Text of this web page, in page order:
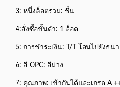
3: หนึ่งล็อตรวม: ชิ้น
4:สั่งซื้อขั้นต่ำ: 1 ล็อต
5: การชำระเงิน: T/T โอนไปยังธนา
6: สี OPC: สีม่วง
7: คุณภาพ: เข้ากันได้และเกรด A